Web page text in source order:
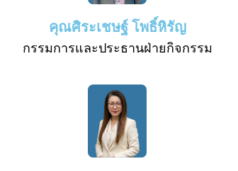
คุณศิระเชษฐ์ โพธิ์หิรัญ
กรรมการและประธานฝ่ายกิจกรรม